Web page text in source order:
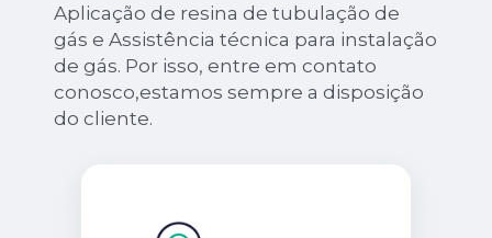
Aplicação de resina de tubulação de
gás e Assistência técnica para instalação
de gás. Por isso, entre em contato
conosco,estamos sempre a disposição
do cliente.